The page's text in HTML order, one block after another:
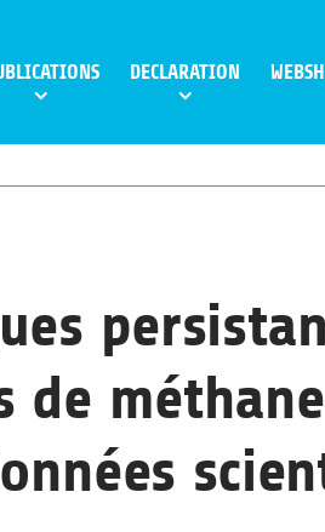
DECLARATION
de